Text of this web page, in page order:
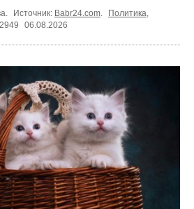
Источник: Babr24.com Политика
2949 06.08.2026